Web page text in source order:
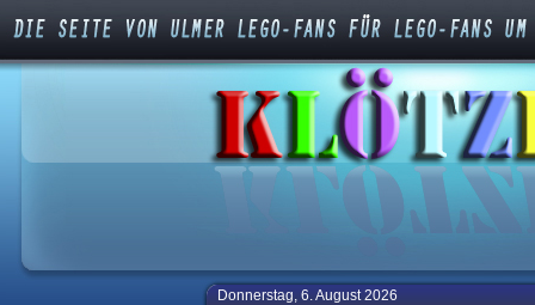
Donnerstag, 6. August 2026